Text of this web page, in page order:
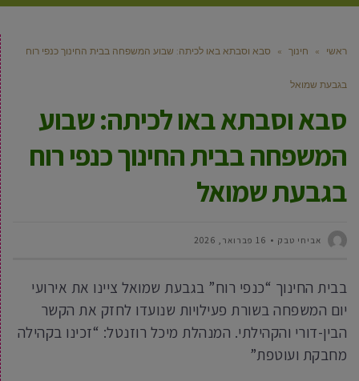
ראשי » חינוך » סבא וסבתא באו לכיתה: שבוע המשפחה בבית החינוך כנפי רוח
בגבעת שמואל
סבא וסבתא באו לכיתה: שבוע
המשפחה בבית החינוך כנפי רוח
בגבעת שמואל
אביחי טבק 16 פברואר, 2026
בבית החינוך “כנפי רוח” בגבעת שמואל ציינו את אירועי
יום המשפחה בשורת פעילויות שנועדו לחזק את הקשר
הבין-דורי והקהילתי. המנהלת מיכל רוזנטל: “זכינו בקהילה
מחבקת ועוטפת”